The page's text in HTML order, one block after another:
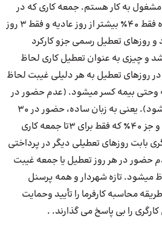
در روز مشغول به کار هستم. جمعه کاری که در
فیش حقوقی ما لحاظ شده فقط ۴۰٪ بیشتر از روز عادیه و فقط ۳ روز
روزهای تعطیل رسمی جزو کارکرد
و چیزی به عنوان تعطیل کاری لحاظ
روزهای تعطیل به هر دلیلی غیبت لحاظ
وحتی بیمه کسر میشود. (عدم حضور در
جمعه هم غیبت لحاظ میشود). یعنی به زبان ساده، حضور در ۳۰
روز هر ماه اجباری میباشد و جز ۴۰٪ که فقط برای ۳تا جمعه کاری
بابت روزهای تعطیلی دیگر در پرداختی
حضور در هر روز تعطیل یا جمعه غیبت
میشود. تازه شهردار و همه پرسنل
محاسبه کارفرما را تأیید وحمایت
را بی پاسخ می گذارند. .